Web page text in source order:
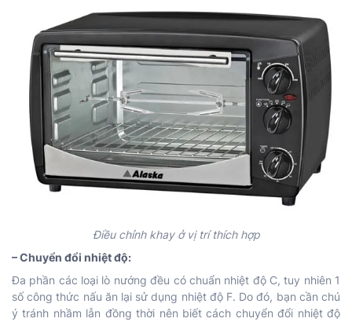
Điều chỉnh khay ở vị trí thích hợp
– Chuyển đổi nhiệt độ:
Đa phần các loại lò nướng đều có chuẩn nhiệt độ C, tuy nhiên 1
số công thức nấu ăn lại sử dụng nhiệt độ F. Do đó, bạn cần chú
ý tránh nhầm lẫn đồng thời nên biết cách chuyển đổi nhiệt độ